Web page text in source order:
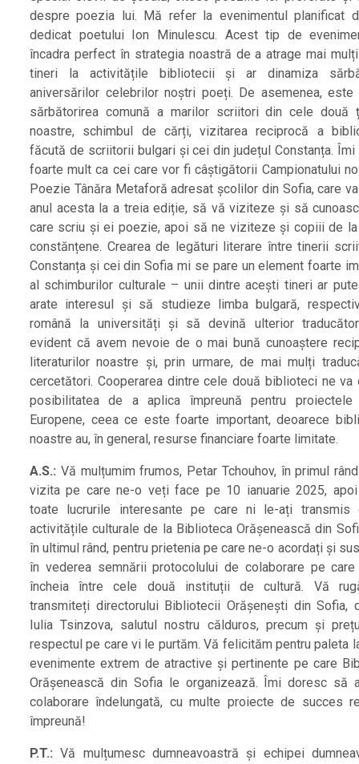
despre poezia lui. Mă refer la evenimentul planificat
dedicat poetului Ion Minulescu. Acest tip de
încadra perfect în strategia noastră de a atrage mai
tineri la activitățile bibliotecii și ar dinamiza
aniversărilor celebrilor noștri poeți. De asemenea,
sărbătorirea comună a marilor scriitori din cele două
noastre, schimbul de cărți, vizitarea reciprocă a
făcută de scriitorii bulgari și cei din județul Constanța.
foarte mult ca cei care vor fi câștigătorii Campionatului
Poezie Tânăra Metaforă adresat școlilor din Sofia, care
anul acesta la a treia ediție, să vă viziteze și să
care scriu și ei poezie, apoi să ne viziteze și copiii de
constănțene. Crearea de legături literare între tinerii
Constanța și cei din Sofia mi se pare un element foarte
al schimburilor culturale – unii dintre acești tineri ar
arate interesul și să studieze limba bulgară,
română la universități și să devină ulterior
evident că avem nevoie de o mai bună cunoaștere
literaturilor noastre și, prin urmare, de mai mulți
cercetători. Cooperarea dintre cele două biblioteci ne
posibilitatea de a aplica împreună pentru proiectele
Europene, ceea ce este foarte important, deoarece
noastre au, în general, resurse financiare foarte limitate.
A.S.: Vă mulțumim frumos, Petar Tchouhov, în primul
vizita pe care ne-o veți face pe 10 ianuarie 2025, apoi
toate lucrurile interesante pe care ni le-ați transmis
activitățile culturale de la Biblioteca Orășenească din
în ultimul rând, pentru prietenia pe care ne-o acordați și
în vederea semnării protocolului de colaborare pe
încheia între cele două instituții de cultură. Vă
transmiteți directorului Bibliotecii Orășenești din Sofia,
Iulia Tsinzova, salutul nostru călduros, precum și
respectul pe care vi le purtăm. Vă felicităm pentru paleta
evenimente extrem de atractive și pertinente pe care
Orășenească din Sofia le organizează. Îmi doresc să
colaborare îndelungată, cu multe proiecte de succes
împreună!
P.T.: Vă mulțumesc dumneavoastră și echipei